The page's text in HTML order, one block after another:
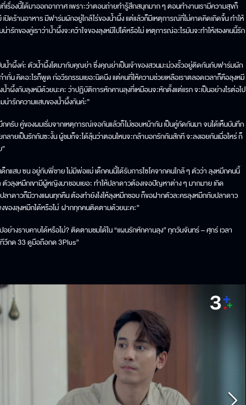
เรื่องนี้ได้มาออกอากาศ เพราะว่าตอนถ่ายทำรู้สึกสนุกมาก ๆ ตอนทำงานเรามีความสุขก็
ปิดร้านอาหาร มีฟาร์มผักอยู่ใกล้ไร่ของน้ำผึ้ง แต่แล้วก็มีเหตุการณ์ที่ไม่คาดคิดเกิดขึ้น ทำให้
รักของคู่เราว่าน้ำผึ้งจะคว้าใจของลุงหมีไปได้หรือไม่ เหตุการณ์อะไรมันจะทำให้สองคนนี้รัก
ป็นน้ำผึ้งค่ะ ตัวน้ำผึ้งโตมากับคุณย่า ซึ่งคุณย่าเป็นเจ้าของสวนมะม่วงรั้วอยู่ติดกันกับฟาร์มผัก
กั่น คิดอะไรก็พูด ก่อวีรกรรมเยอะนิดนึง แต่คนที่ให้ความช่วยเหลือเราตลอดเวลาก็คือลุงหมี
น้ำผึ้งกับลุงหมีด้วยนะคะ ว่าปฏิบัติการหักคานลุงที่เหมือนจะหักตั้งแต่แรก จะเป็นอย่างไรต่อไป
น่ารักความแสบของน้ำผึ้งกันค่ะ”
ครับ คู่ของผมเริ่มจากเหตุการณ์เจอกันแล้วก็ไม่ชอบหน้ากัน เป็นคู่กัดกันมา จนได้เห็นบันทึก
กลายเป็นรักกันซะงั้น ผู้ชมก็จะได้ลุ้นว่าตอนไหนจะกล้าบอกรักกันสักที จะลงเอยกันเมื่อไหร่ ก็
กแสบ ซน อยู่กับพี่ชาย ไม่มีพ่อแม่ เด็กคนนี้ได้รับการไซโคจากคนใกล้ ๆ ตัวว่า ลุงหมึกคนนี้
า ตัวลุงหมึกเขามีผู้หญิงมาชอบเยอะ ทำให้ปลาดาวต้องเจอปัญหาต่าง ๆ มากมาย เกิด
ปลาดาวก็มีวางแผนทุกคืน ต้องทำยังไงให้ลุงหมึกชอบ ก็ขอฝากตัวละครลุงหมึกกับปลาดาว
ของลุงหมึกได้หรือไม่ ฝากทุกคนติดตามด้วยนะคะ”
างราบคาบได้หรือไม่? ติดตามชมได้ใน “แผนรักหักคานลุง” ทุกวันจันทร์ – ศุกร์ เวลา
วีกด 33 ดูมือถือกด 3Plus”